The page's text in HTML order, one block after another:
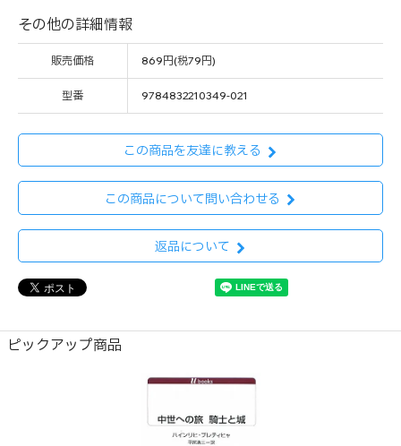
その他の詳細情報
販売価格 869円(税79円)
型番 9784832210349-021
この商品を友達に教える
この商品について問い合わせる
返品について
ピックアップ商品